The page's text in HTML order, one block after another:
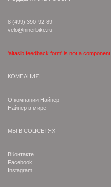
8 (499) 390-92-89
velo@ninerbike.ru
'altasib:feedback.form' is not a component
КОМПАНИЯ
О компании Найнер
Найнер в мире
МЫ В СОЦСЕТЯХ
ВКонтакте
Facebook
Instagram